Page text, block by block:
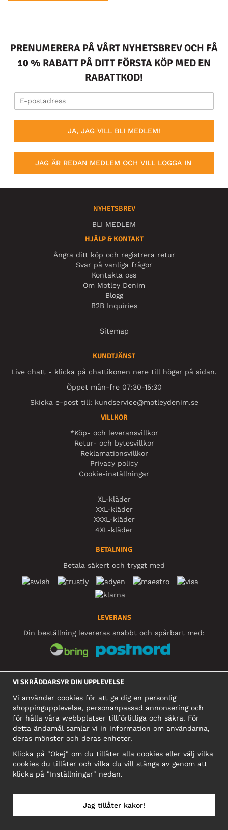
PRENUMERERA PÅ VÅRT NYHETSBREV OCH FÅ
10 % RABATT PÅ DITT FÖRSTA KÖP MED EN
RABATTKOD!
JA, JAG VILL BLI MEDLEM!
JAG ÄR REDAN MEDLEM OCH VILL LOGGA IN
NYHETSBREV
BLI MEDLEM
HJÄLP & KONTAKT
Ångra ditt köp och registrera retur
Svar på vanliga frågor
Kontakta oss
Om Motley Denim
Blogg
B2B Inquiries
Sitemap
KUNDTJÄNST
Live chatt - klicka på chattikonen nere till höger på sidan.
Öppet mån-fre 07:30-15:30
Skicka e-post till: kundservice@motleydenim.se
VILLKOR
*Köp- och leveransvillkor
Retur- och bytesvillkor
Reklamationsvillkor
Privacy policy
Cookie-inställningar
XL-kläder
XXL-kläder
XXXL-kläder
4XL-kläder
BETALNING
Betala säkert och tryggt med
LEVERANS
Din beställning levereras snabbt och spårbart med:
SOCIALA MEDIER
FÖRETAG
Motley Denim Europe OÜ
Narva mnt 5, EE-10117 Tallinn
Org: 12356245, Momsnummer: SE502090048501
OBS! Skicka inte varureturer till denna adress!
VI SKRÄDDARSYR DIN UPPLEVELSE
Vi använder cookies för att ge dig en personlig
shoppingupplevelse, personanpassad annonsering och
för hålla våra webbplatser tillförlitliga och säkra. För
detta ändamål samlar vi in information om användarna,
deras mönster och deras enheter.
Klicka på "Okej" om du tillåter alla cookies eller välj vilka
cookies du tillåter och vilka du vill stänga av genom att
klicka på "Inställningar" nedan.
Jag tillåter kakor!